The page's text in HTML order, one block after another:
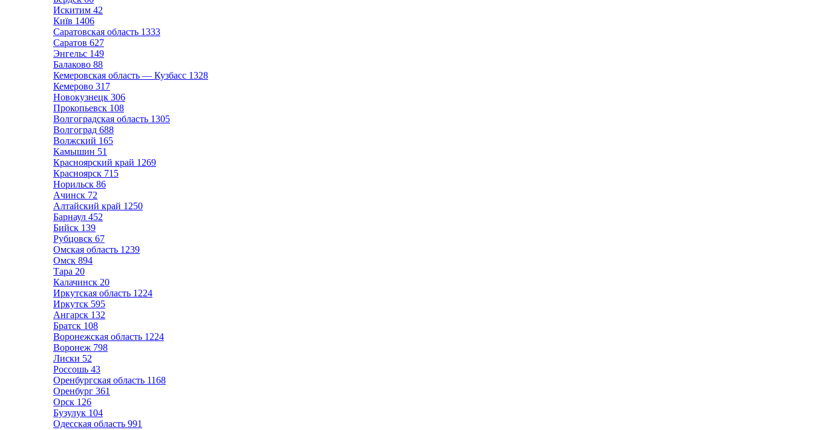
Искитим 42
Київ 1406
Саратовская область 1333
Саратов 627
Энгельс 149
Балаково 88
Кемеровская область — Кузбасс 1328
Кемерово 317
Новокузнецк 306
Прокопьевск 108
Волгоградская область 1305
Волгоград 688
Волжский 165
Камышин 51
Красноярский край 1269
Красноярск 715
Норильск 86
Ачинск 72
Алтайский край 1250
Барнаул 452
Бийск 139
Рубцовск 67
Омская область 1239
Омск 894
Тара 20
Калачинск 20
Иркутская область 1224
Иркутск 595
Ангарск 132
Братск 108
Воронежская область 1224
Воронеж 798
Лиски 52
Россошь 43
Оренбургская область 1168
Оренбург 361
Орск 126
Бузулук 104
Одесская область 991